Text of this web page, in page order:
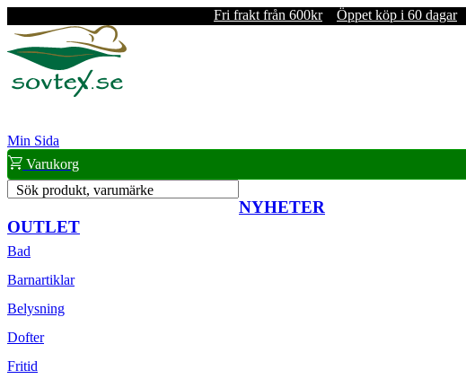
Fri frakt från 600kr Öppet köp i 60 dagar
Min Sida
Varukorg
Sök produkt, varumärke
NYHETER
OUTLET
Bad
Barnartiklar
Belysning
Dofter
Fritid